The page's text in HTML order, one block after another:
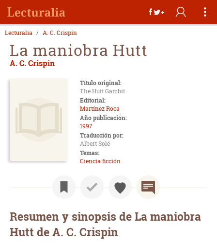
Lecturalia A. C. Crispin
La maniobra Hutt
A. C. Crispin
Título original:
The Hutt Gambit
Editorial:
Martínez Roca
Año publicación:
1997
Traducción por:
Albert Solé
Temas:
Ciencia ficción
Resumen y sinopsis de La maniobra
Hutt de A. C. Crispin